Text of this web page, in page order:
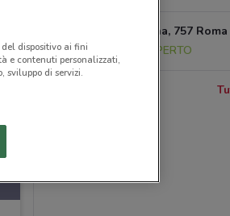
Via Tiburtina, 757 Roma
APERTO
dispositivo ai fini
e contenuti personalizzati,
sviluppo di servizi.